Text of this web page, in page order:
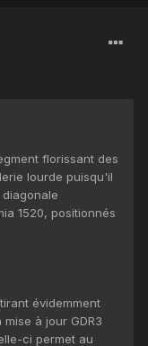
florissant des
lourde puisqu'il
1520, positionnés
évidemment
à jour GDR3
ci permet au